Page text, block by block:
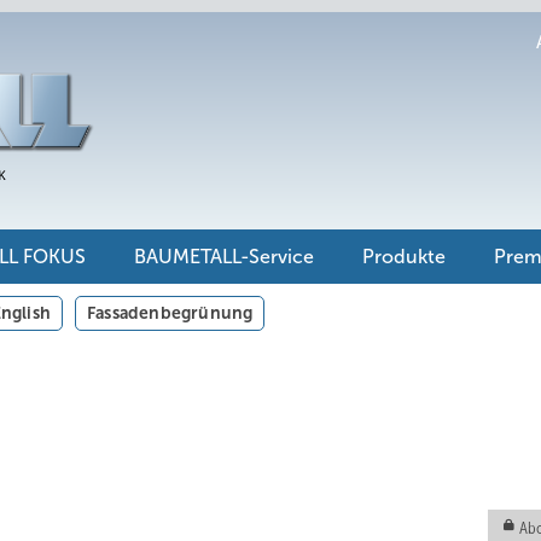
FOKUS BAUMETALL-Service Produkte
Fassadenbegrünung